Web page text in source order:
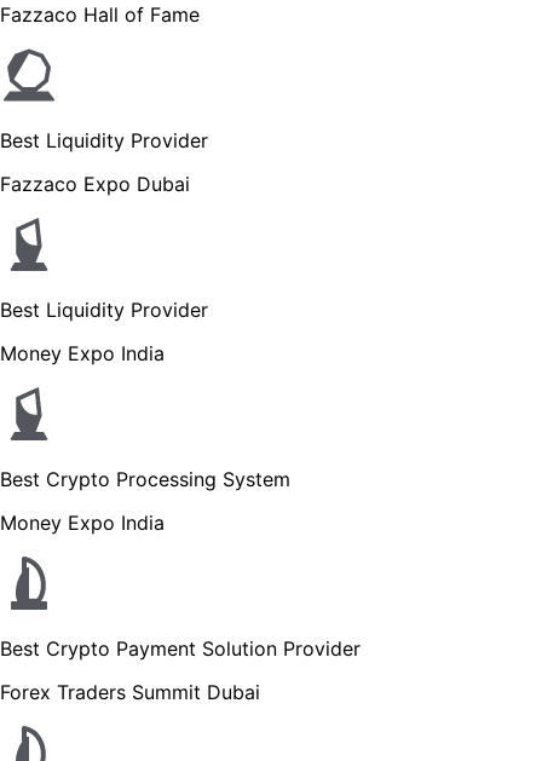
Fazzaco Hall of Fame
Best Liquidity Provider
Fazzaco Expo Dubai
Best Liquidity Provider
Money Expo India
Best Crypto Processing System
Money Expo India
Best Crypto Payment Solution Provider
Forex Traders Summit Dubai